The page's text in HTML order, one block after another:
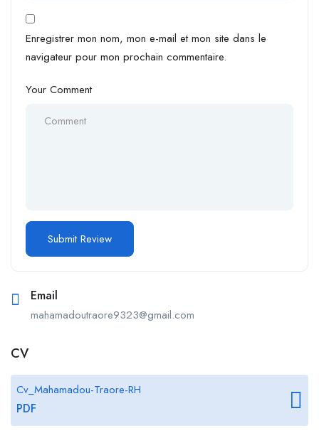
Enregistrer mon nom, mon e-mail et mon site dans le
navigateur pour mon prochain commentaire.
Your Comment
Email
mahamadoutraore9323@gmail.com
CV
Cv_Mahamadou-Traore-RH
PDF